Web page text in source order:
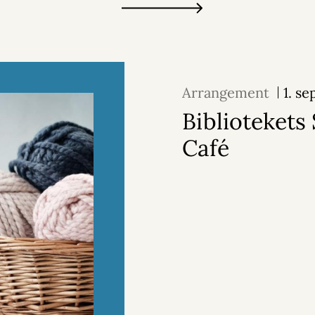
Arrangement 1.
Bibliotekets
Café